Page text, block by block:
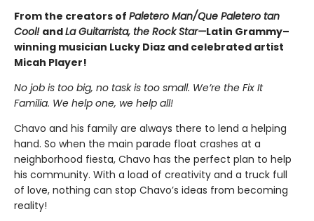
From the creators of Paletero Man/Que Paletero tan
Cool! andLa Guitarrista, the Rock Star—Latin Grammy–
winning musician Lucky Diaz and celebrated artist
Micah Player!
No job is too big, no task is too small. We’re the Fix It
Familia. We help one, we help all!
Chavo and his family are always there to lend a helping
hand. So when the main parade float crashes at a
neighborhood fiesta, Chavo has the perfect plan to help
his community. With a load of creativity and a truck full
of love, nothing can stop Chavo’s ideas from becoming
reality!